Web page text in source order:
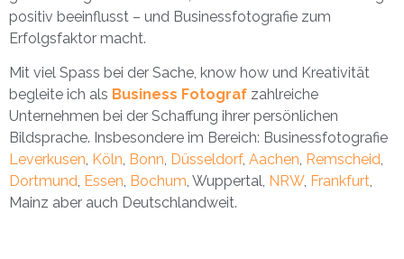
positiv beeinflusst – und Businessfotografie zum
Erfolgsfaktor macht.
Mit viel Spass bei der Sache, know how und Kreativität
begleite ich als Business Fotograf zahlreiche
Unternehmen bei der Schaffung ihrer persönlichen
Bildsprache. Insbesondere im Bereich: Businessfotografie
Leverkusen, Köln, Bonn, Düsseldorf, Aachen, Remscheid,
Dortmund, Essen, Bochum, Wuppertal, NRW, Frankfurt,
Mainz aber auch Deutschlandweit.